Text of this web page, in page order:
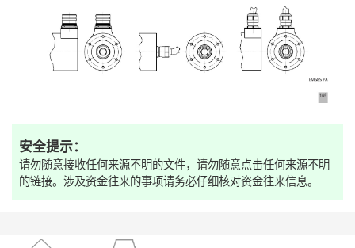
安全提示：
请勿随意接收任何来源不明的文件，请勿随意点击任何来源不明
的链接。涉及资金往来的事项请务必仔细核对资金往来信息。